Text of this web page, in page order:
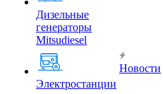
Дизельные
генераторы
Mitsudiesel
Электростанции
Новости